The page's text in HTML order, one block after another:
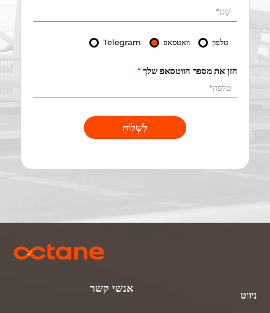
טלפון וואטסאפ Telegram
הזן את מספר הווטסאפ שלך*
לִשְׁלוֹחַ
אנשי קשר
ניווט